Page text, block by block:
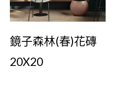
鏡子森林(春)花磚
20X20